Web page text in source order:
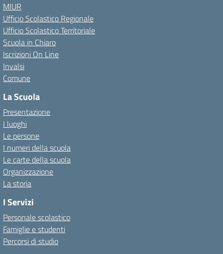
MIUR
Ufficio Scolastico Regionale
Ufficio Scolastico Territoriale
Scuola in Chiaro
Iscrizioni On Line
Invalsi
Comune
La Scuola
Presentazione
I luoghi
Le persone
I numeri della scuola
Le carte della scuola
Organizzazione
La storia
I Servizi
Personale scolastico
Famiglie e studenti
Percorsi di studio